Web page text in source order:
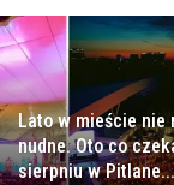
Lato w mieście nie
nudne. Oto co
sierpniu w Pitlane...